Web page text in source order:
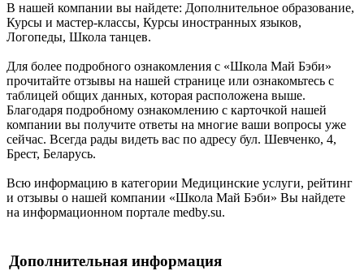
В нашей компании вы найдете: Дополнительное образование,
Курсы и мастер-классы, Курсы иностранных языков,
Логопеды, Школа танцев.
Для более подробного ознакомления с «Школа Май Бэби»
прочитайте отзывы на нашей странице или ознакомьтесь с
таблицей общих данных, которая расположена выше.
Благодаря подробному ознакомлению с карточкой нашей
компании вы получите ответы на многие ваши вопросы уже
сейчас. Всегда рады видеть вас по адресу бул. Шевченко, 4,
Брест, Беларусь.
Всю информацию в категории Медицинские услуги, рейтинг
и отзывы о нашей компании «Школа Май Бэби» Вы найдете
на информационном портале medby.su.
Дополнительная информация